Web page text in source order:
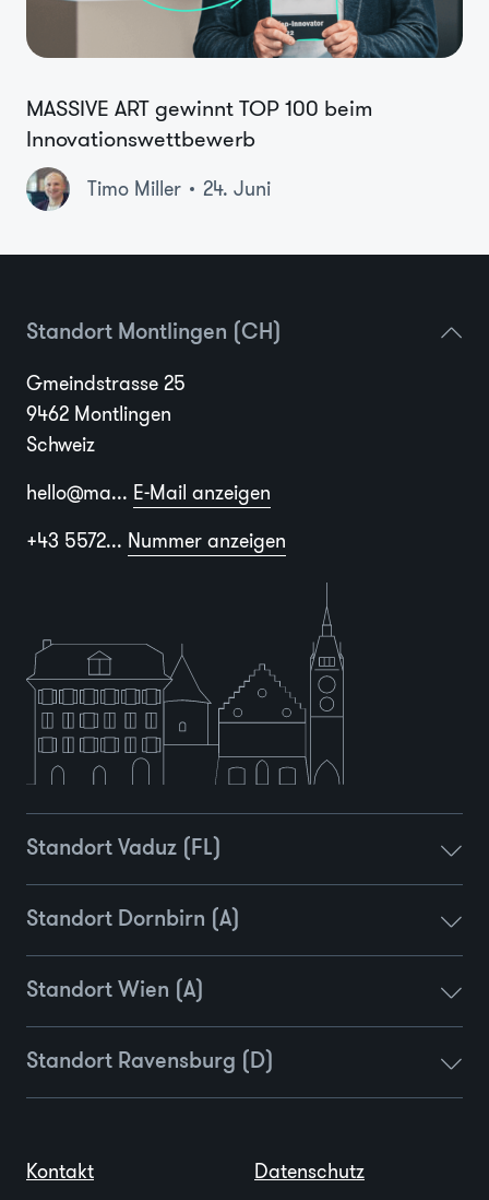
MASSIVE ART gewinnt TOP 100 beim
Innovationswettbewerb
Timo Miller 24. Juni
Standort Montlingen (CH)
Gmeindstrasse 25
9462 Montlingen
Schweiz
hello@ma... E-Mail anzeigen
+43 5572... Nummer anzeigen
Standort Vaduz (FL)
Standort Dornbirn (A)
Standort Wien (A)
Standort Ravensburg (D)
Kontakt Datenschutz